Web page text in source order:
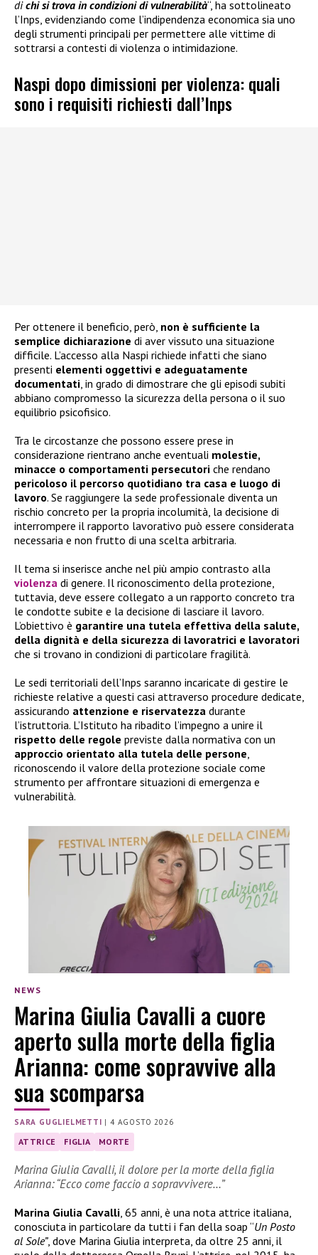
dichi si trova in condizioni di vulnerabilità“, ha sottolineato
l’Inps, evidenziando come l’indipendenza economica sia uno
degli strumenti principali per permettere alle vittime di
sottrarsi a contesti di violenza o intimidazione.
Naspi dopo dimissioni per violenza: quali
sono i requisiti richiesti dall’Inps
Per ottenere il beneficio, però, non è sufficiente la
semplice dichiarazione di aver vissuto una situazione
difficile. L’accesso alla Naspi richiede infatti che siano
presenti elementi oggettivi e adeguatamente
documentati, in grado di dimostrare che gli episodi subiti
abbiano compromesso la sicurezza della persona o il suo
equilibrio psicofisico.
Tra le circostanze che possono essere prese in
considerazione rientrano anche eventuali molestie,
minacce o comportamenti persecutori che rendano
pericoloso il percorso quotidiano tra casa e luogo di
lavoro. Se raggiungere la sede professionale diventa un
rischio concreto per la propria incolumità, la decisione di
interrompere il rapporto lavorativo può essere considerata
necessaria e non frutto di una scelta arbitraria.
Il tema si inserisce anche nel più ampio contrasto alla
violenza di genere. Il riconoscimento della protezione,
tuttavia, deve essere collegato a un rapporto concreto tra
le condotte subite e la decisione di lasciare il lavoro.
L’obiettivo è garantire una tutela effettiva della salute,
della dignità e della sicurezza di lavoratrici e lavoratori
che si trovano in condizioni di particolare fragilità.
Le sedi territoriali dell’Inps saranno incaricate di gestire le
richieste relative a questi casi attraverso procedure dedicate,
assicurando attenzione e riservatezza durante
l’istruttoria. L’Istituto ha ribadito l’impegno a unire il
rispetto delle regole previste dalla normativa con un
approccio orientato alla tutela delle persone,
riconoscendo il valore della protezione sociale come
strumento per affrontare situazioni di emergenza e
vulnerabilità.
NEWS
Marina Giulia Cavalli a cuore
aperto sulla morte della figlia
Arianna: come sopravvive alla
sua scomparsa
SARA GUGLIELMETTI |4 AGOSTO 2026
ATTRICE FIGLIA MORTE
Marina Giulia Cavalli, il dolore per la morte della figlia
Arianna: “Ecco come faccio a sopravvivere…”
Marina Giulia Cavalli, 65 anni, è una nota attrice italiana,
conosciuta in particolare da tutti i fan della soap “Un Posto
al Sole”, dove Marina Giulia interpreta, da oltre 25 anni, il